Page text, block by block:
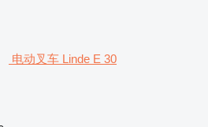
电动叉车 Linde E 30